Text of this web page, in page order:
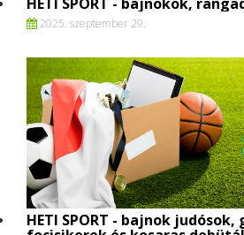
2025. szeptember 29.
HETI SPORT - bajnok